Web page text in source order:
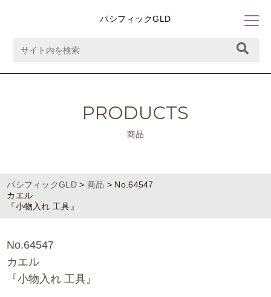
パシフィックGLD
PRODUCTS
商品
パシフィックGLD> 商品 > No.64547
カエル
『小物入れ 工具』
No.64547
カエル
『小物入れ 工具』